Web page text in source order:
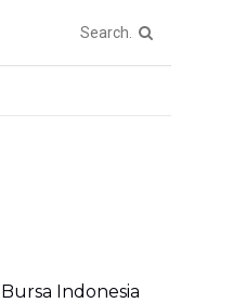
Indonesia